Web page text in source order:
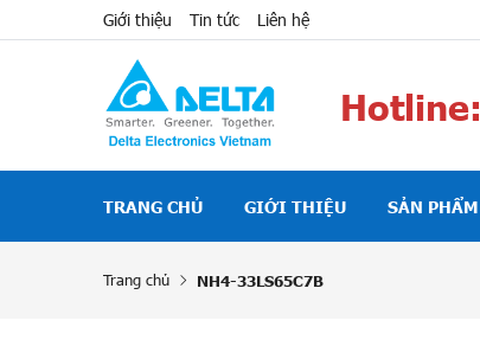
Giới thiệu Tin tức Liên hệ
Hotline:
TRANG CHỦ GIỚI THIỆU SẢN PHẨM
Trang chủ NH4-33LS65C7B